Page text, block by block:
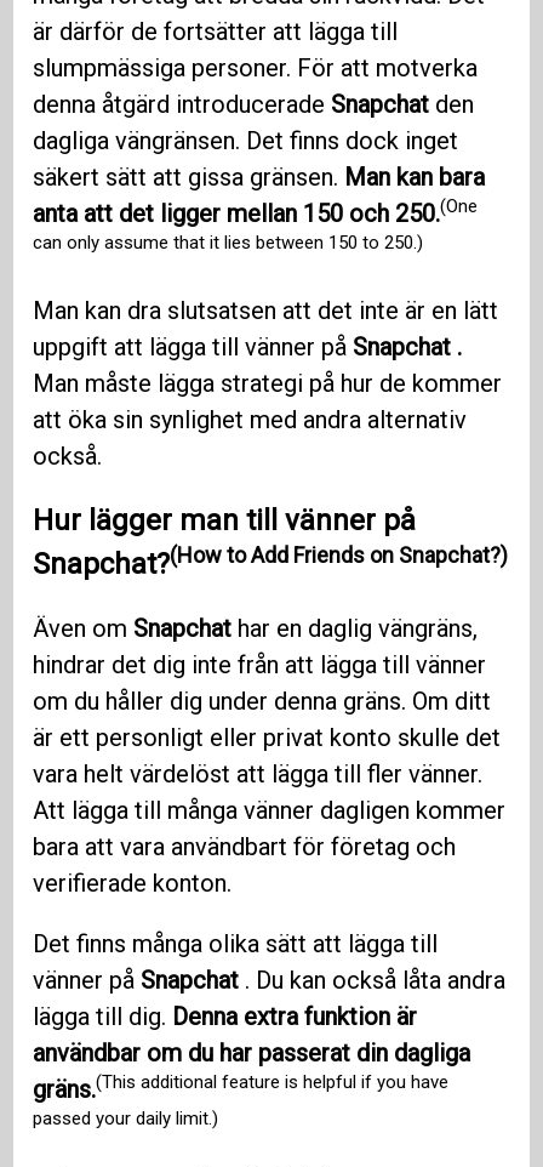
är därför de fortsätter att lägga till
slumpmässiga personer. För att motverka
denna åtgärd introducerade Snapchat den
dagliga vängränsen. Det finns dock inget
säkert sätt att gissa gränsen. Man kan bara
anta att det ligger mellan 150 och 250.(One
can only assume that it lies between 150 to 250.)
Man kan dra slutsatsen att det inte är en lätt
uppgift att lägga till vänner på Snapchat .
Man måste lägga strategi på hur de kommer
att öka sin synlighet med andra alternativ
också.
Hur lägger man till vänner på
Snapchat?(How to Add Friends on Snapchat?)
Även om Snapchat har en daglig vängräns,
hindrar det dig inte från att lägga till vänner
om du håller dig under denna gräns. Om ditt
är ett personligt eller privat konto skulle det
vara helt värdelöst att lägga till fler vänner.
Att lägga till många vänner dagligen kommer
bara att vara användbart för företag och
verifierade konton.
Det finns många olika sätt att lägga till
vänner på Snapchat . Du kan också låta andra
lägga till dig. Denna extra funktion är
användbar om du har passerat din dagliga
gräns.(This additional feature is helpful if you have
passed your daily limit.)